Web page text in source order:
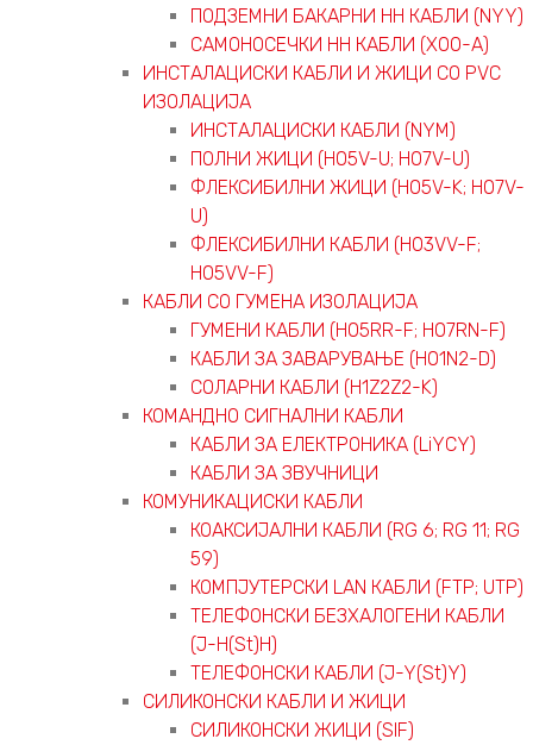
ПОДЗЕМНИ БАКАРНИ НН КАБЛИ (NYY)
САМОНОСЕЧКИ НН КАБЛИ (X00-A)
ИНСТАЛАЦИСКИ КАБЛИ И ЖИЦИ СО PVC
ИЗОЛАЦИЈА
ИНСТАЛАЦИСКИ КАБЛИ (NYM)
ПОЛНИ ЖИЦИ (H05V-U; H07V-U)
ФЛЕКСИБИЛНИ ЖИЦИ (H05V-K; H07V-
U)
ФЛЕКСИБИЛНИ КАБЛИ (H03VV-F;
H05VV-F)
КАБЛИ СО ГУМЕНА ИЗОЛАЦИЈА
ГУМЕНИ КАБЛИ (H05RR-F; H07RN-F)
КАБЛИ ЗА ЗАВАРУВАЊЕ (H01N2-D)
СОЛАРНИ КАБЛИ (H1Z2Z2-K)
КОМАНДНО СИГНАЛНИ КАБЛИ
КАБЛИ ЗА ЕЛЕКТРОНИКА (LiYCY)
КАБЛИ ЗА ЗВУЧНИЦИ
КОМУНИКАЦИСКИ КАБЛИ
КОАКСИЈАЛНИ КАБЛИ (RG 6; RG 11; RG
59)
КОМПЈУТЕРСКИ LAN КАБЛИ (FTP; UTP)
ТЕЛЕФОНСКИ БЕЗХАЛОГЕНИ КАБЛИ
(J-H(St)H)
ТЕЛЕФОНСКИ КАБЛИ (J-Y(St)Y)
СИЛИКОНСКИ КАБЛИ И ЖИЦИ
СИЛИКОНСКИ ЖИЦИ (SIF)